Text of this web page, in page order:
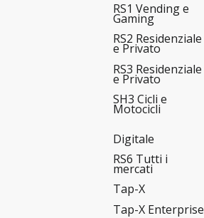
RS1 Vending e
Gaming
RS2 Residenziale
e Privato
RS3 Residenziale
e Privato
SH3 Cicli e
Motocicli
Digitale
RS6 Tutti i
mercati
Tap-X
Tap-X Enterprise